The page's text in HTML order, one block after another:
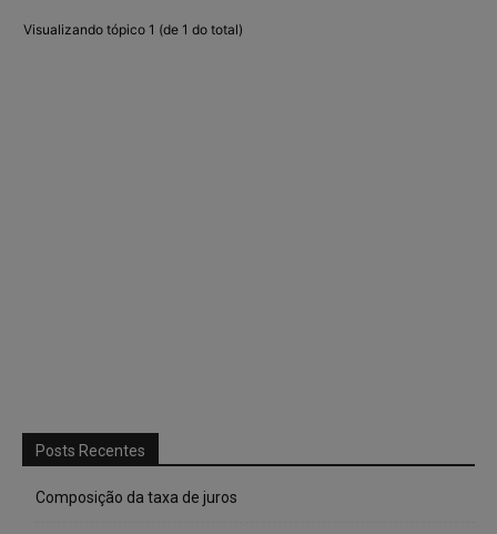
Visualizando tópico 1 (de 1 do total)
Posts Recentes
Composição da taxa de juros